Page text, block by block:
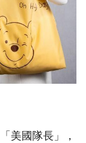
美國隊長」，